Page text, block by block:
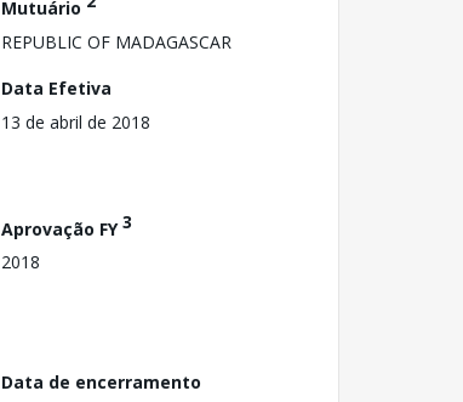
Mutuário
REPUBLIC OF MADAGASCAR
Data Efetiva
13 de abril de 2018
Aprovação FY3
2018
Data de encerramento